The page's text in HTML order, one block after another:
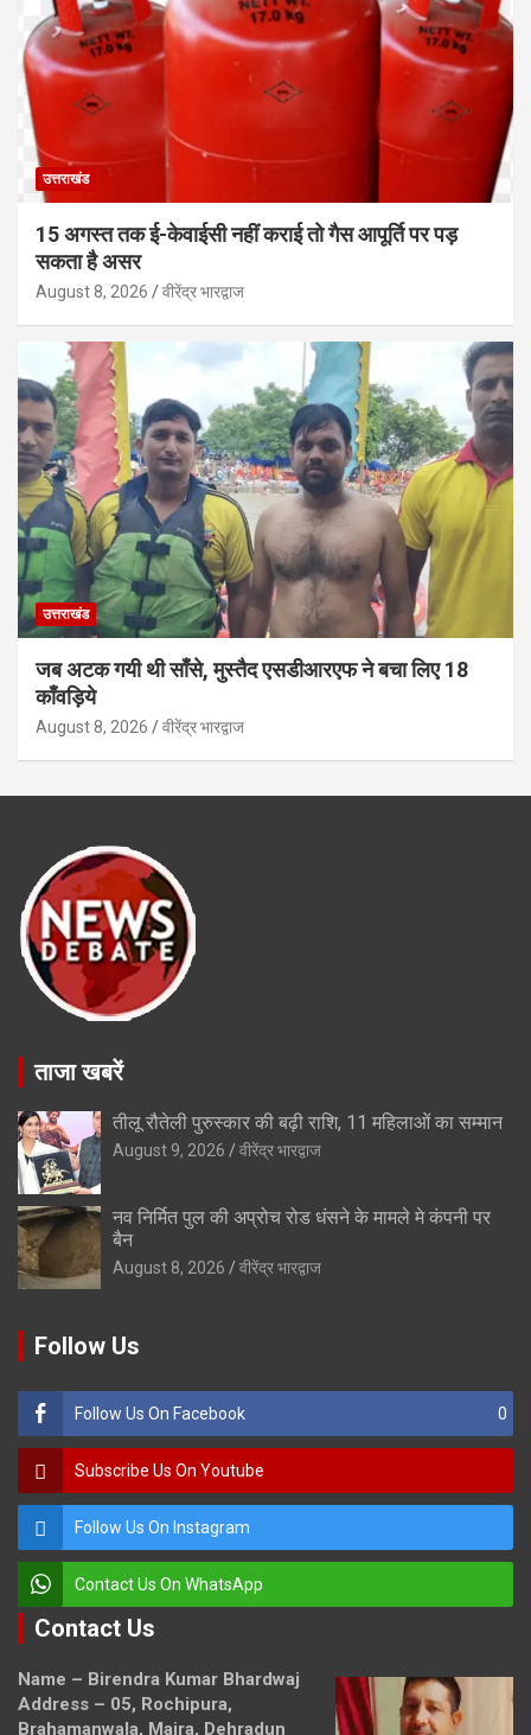
उत्तराखंड
15 अगस्त तक ई-केवाईसी नहीं कराई तो गैस आपूर्ति पर पड़
सकता है असर
August 8, 2026 वीरेंद्र भारद्वाज
उत्तराखंड
जब अटक गयी थी साँसे, मुस्तैद एसडीआरएफ ने बचा लिए 18
काँवड़िये
August 8, 2026 वीरेंद्र भारद्वाज
ताजा खबरें
तीलू रौतेली पुरुस्कार की बढ़ी राशि, 11 महिलाओं का सम्मान
August 9, 2026 वीरेंद्र भारद्वाज
नव निर्मित पुल की अप्रोच रोड धंसने के मामले मे कंपनी पर
बैन
August 8, 2026 वीरेंद्र भारद्वाज
Follow Us
Follow Us On Facebook 0
Subscribe Us On Youtube
Follow Us On Instagram
Contact Us On WhatsApp
Contact Us
Name – Birendra Kumar Bhardwaj
Address – 05, Rochipura,
Brahamanwala, Majra, Dehradun